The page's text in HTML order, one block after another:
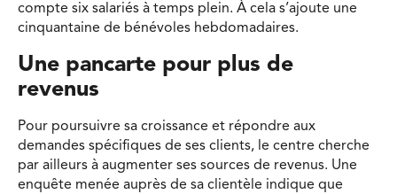
compte six salariés à temps plein. À cela s’ajoute une
cinquantaine de bénévoles hebdomadaires.
Une pancarte pour plus de
revenus
Pour poursuivre sa croissance et répondre aux
demandes spécifiques de ses clients, le centre cherche
par ailleurs à augmenter ses sources de revenus. Une
enquête menée auprès de sa clientèle indique que